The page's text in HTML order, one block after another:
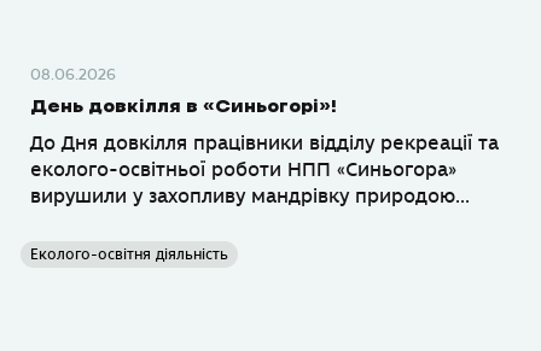
08.06.2026
День довкілля в «Синьогорі»!
До Дня довкілля працівники відділу рекреації та
еколого-освітньої роботи НПП «Синьогора»
вирушили у захопливу мандрівку природою...
Еколого-освітня діяльність